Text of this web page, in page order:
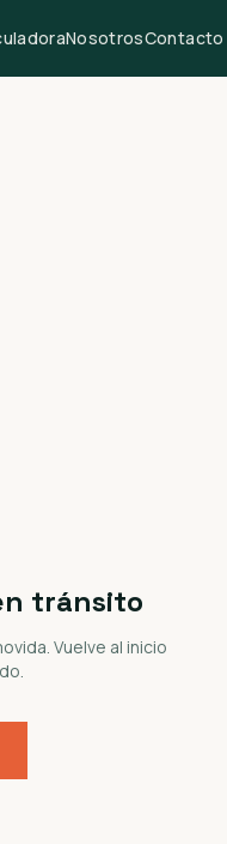
NosotrosContacto
tránsito
Vuelve al inicio